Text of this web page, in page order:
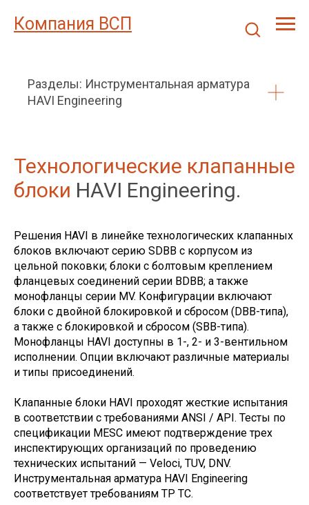
Компания ВСП
Разделы: Инструментальная арматура
HAVI Engineering
Технологические клапанные
блоки HAVI Engineering.
Решения HAVI в линейке технологических клапанных
блоков включают серию SDBB с корпусом из
цельной поковки; блоки с болтовым креплением
фланцевых соединений серии BDBB; а также
монофланцы серии MV. Конфигурации включают
блоки с двойной блокировкой и сбросом (DBB-типа),
а также с блокировкой и сбросом (SBB-типа).
Монофланцы HAVI доступны в 1-, 2- и 3-вентильном
исполнении. Опции включают различные материалы
и типы присоединений.
Клапанные блоки HAVI проходят жесткие испытания
в соответствии с требованиями ANSI / API. Тесты по
спецификации MESC имеют подтверждение трех
инспектирующих организаций по проведению
технических испытаний — Veloci, TUV, DNV.
Инструментальная арматура HAVI Engineering
соответствует требованиям ТР ТС.